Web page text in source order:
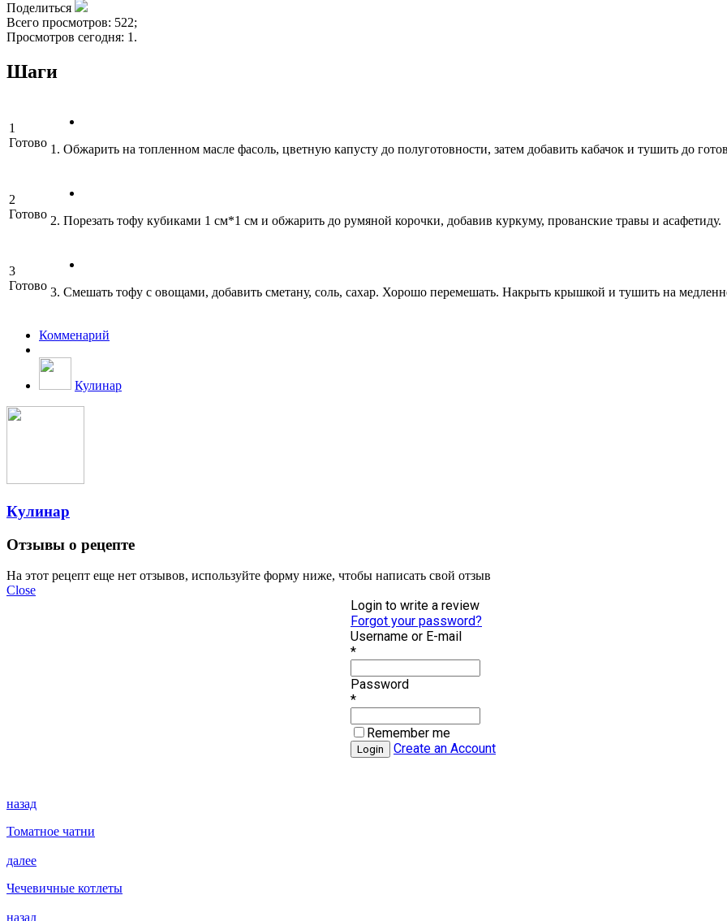
Поделиться
Всего просмотров: 522;
Просмотров сегодня: 1.
Шаги
1
Готово 1. Обжарить на топленном масле фасоль, цветную капусту до полуготовности, затем добавить кабачок и тушить до
2
Готово 2. Порезать тофу кубиками 1 см*1 см и обжарить до румяной корочки, добавив куркуму, прованские травы и асафетиду.
3
Готово 3. Смешать тофу с овощами, добавить сметану, соль, сахар. Хорошо перемешать. Накрыть крышкой и тушить на
Комменарий
Кулинар
Кулинар
Отзывы о рецепте
На этот рецепт еще нет отзывов, используйте форму ниже, чтобы написать свой отзыв
Close
Login to write a review
Forgot your password?
Username or E-mail
*
Password
*
Remember me
Create an Account
назад
Томатное чатни
далее
Чечевичные котлеты
назад